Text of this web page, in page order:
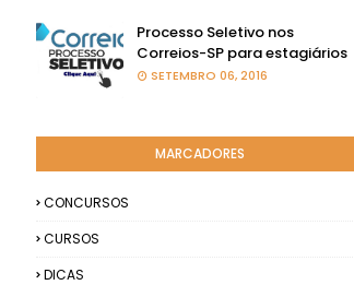
Processo Seletivo nos
Correios-SP para estagiários
SETEMBRO 06, 2016
MARCADORES
CONCURSOS
CURSOS
DICAS